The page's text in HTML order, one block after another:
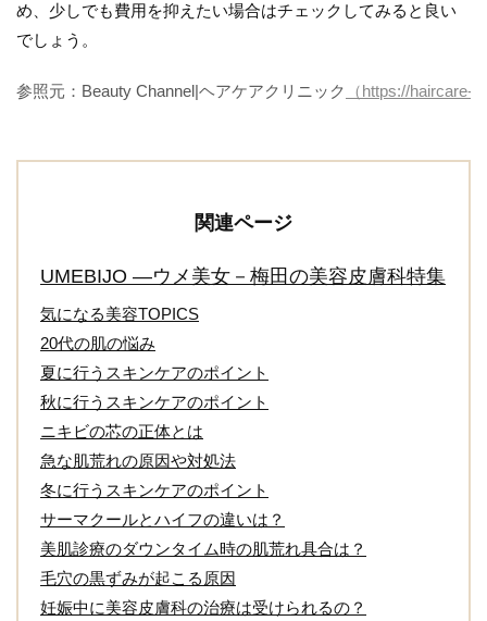
め、少しでも費用を抑えたい場合はチェックしてみると良い
でしょう。
参照元：Beauty Channel|ヘアケアクリニック （https://haircare-
関連ページ
UMEBIJO ―ウメ美女－梅田の美容皮膚科特集
気になる美容TOPICS
20代の肌の悩み
夏に行うスキンケアのポイント
秋に行うスキンケアのポイント
ニキビの芯の正体とは
急な肌荒れの原因や対処法
冬に行うスキンケアのポイント
サーマクールとハイフの違いは？
美肌診療のダウンタイム時の肌荒れ具合は？
毛穴の黒ずみが起こる原因
妊娠中に美容皮膚科の治療は受けられるの？